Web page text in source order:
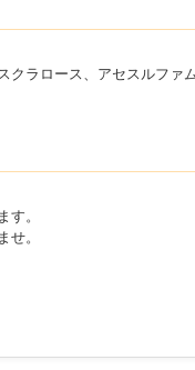
クラロース、アセスルファ
す。
せ。